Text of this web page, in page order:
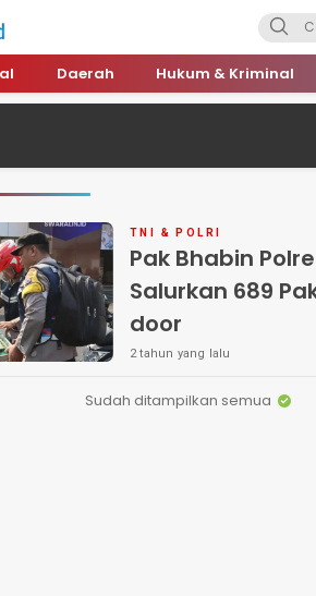
Profesional
Daerah Hukum & Kriminal
TNI & POLRI
Pak Bhabin
Salurkan 689
door
2 tahun yang lalu
Sudah ditampilkan semua